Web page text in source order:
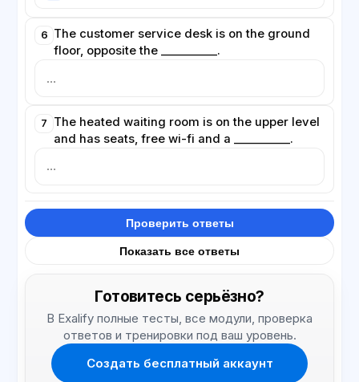
6 The customer service desk is on the ground
floor, opposite the __________.
7
The heated waiting room is on the upper level
and has seats, free wi-fi and a __________.
Проверить ответы
Показать все ответы
Готовитесь серьёзно?
В Exalify полные тесты, все модули, проверка
ответов и тренировки под ваш уровень.
Создать бесплатный аккаунт